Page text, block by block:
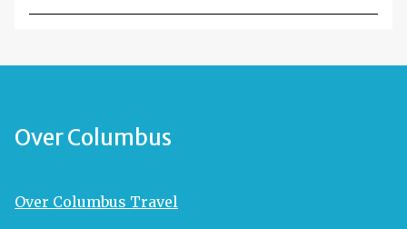
Over Columbus
Over Columbus Travel